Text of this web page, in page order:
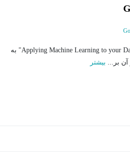
دوره "Applying Machine Learning to your Data with Google Cloud" به
بر... بیشتر